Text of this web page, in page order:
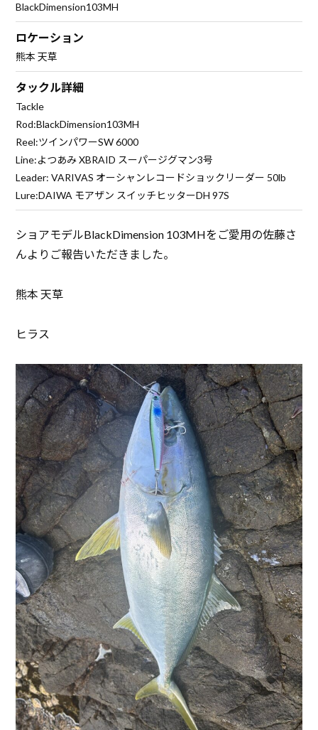
BlackDimension103MH
ロケーション
熊本 天草
タックル詳細
Tackle
Rod:BlackDimension103MH
Reel:ツインパワーSW 6000
Line:よつあみ XBRAID スーパージグマン3号
Leader: VARIVAS オーシャンレコードショックリーダー 50lb
Lure:DAIWA モアザン スイッチヒッターDH 97S
ショアモデルBlackDimension 103MHをご愛用の佐藤さ
んよりご報告いただきました。
熊本 天草
ヒラス